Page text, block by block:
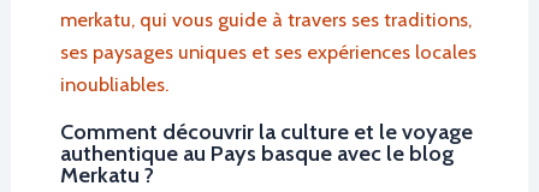
Comment découvrir la culture et le voyage
authentique au Pays basque avec le blog
Merkatu ?